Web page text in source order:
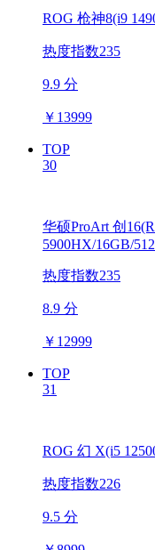
ROG 枪神8(i9
热度指数235
9.9 分
￥ 13999
TOP
30
华硕ProArt 创
5900HX/16GB/
热度指数235
8.9 分
￥ 12999
TOP
31
ROG 幻 X(i5
热度指数226
9.5 分